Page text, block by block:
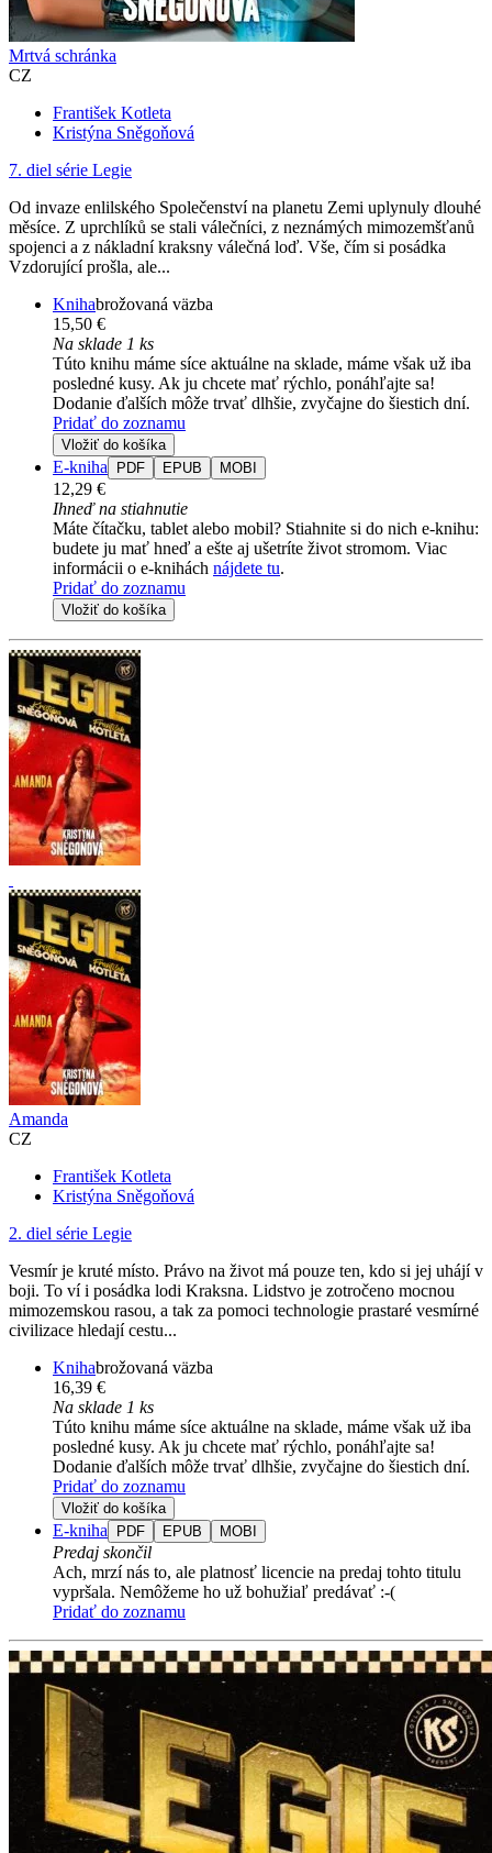
Mrtvá schránka
CZ
František Kotleta
Kristýna Sněgoňová
7. diel série Legie
Od invaze enlilského Společenství na planetu Zemi uplynuly dlouhé
měsíce. Z uprchlíků se stali válečníci, z neznámých mimozemšťanů
spojenci a z nákladní kraksny válečná loď. Vše, čím si posádka
Vzdorující prošla, ale...
Knihabrožovaná väzba
15,50 €
Na sklade 1 ks
Túto knihu máme síce aktuálne na sklade, máme však už iba
posledné kusy. Ak ju chcete mať rýchlo, ponáhľajte sa!
Dodanie ďalších môže trvať dlhšie, zvyčajne do šiestich dní.
Pridať do zoznamu
Vložiť do košíka
E-kniha PDF EPUB MOBI
12,29 €
Ihneď na stiahnutie
Máte čítačku, tablet alebo mobil? Stiahnite si do nich e-knihu:
budete ju mať hneď a ešte aj ušetríte život stromom. Viac
informácii o e-knihách nájdete tu.
Pridať do zoznamu
Vložiť do košíka
Amanda
CZ
František Kotleta
Kristýna Sněgoňová
2. diel série Legie
Vesmír je kruté místo. Právo na život má pouze ten, kdo si jej uhájí v
boji. To ví i posádka lodi Kraksna. Lidstvo je zotročeno mocnou
mimozemskou rasou, a tak za pomoci technologie prastaré vesmírné
civilizace hledají cestu...
Knihabrožovaná väzba
16,39 €
Na sklade 1 ks
Túto knihu máme síce aktuálne na sklade, máme však už iba
posledné kusy. Ak ju chcete mať rýchlo, ponáhľajte sa!
Dodanie ďalších môže trvať dlhšie, zvyčajne do šiestich dní.
Pridať do zoznamu
Vložiť do košíka
E-kniha PDF EPUB MOBI
Predaj skončil
Ach, mrzí nás to, ale platnosť licencie na predaj tohto titulu
vypršala. Nemôžeme ho už bohužiaľ predávať :-(
Pridať do zoznamu